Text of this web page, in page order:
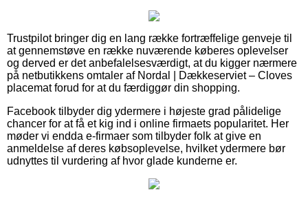
Trustpilot bringer dig en lang række fortræffelige genveje til
at gennemstøve en række nuværende køberes oplevelser
og derved er det anbefalelsesværdigt, at du kigger nærmere
på netbutikkens omtaler af Nordal | Dækkeserviet – Cloves
placemat forud for at du færdiggør din shopping.
Facebook tilbyder dig ydermere i højeste grad pålidelige
chancer for at få et kig ind i online firmaets popularitet. Her
møder vi endda e-firmaer som tilbyder folk at give en
anmeldelse af deres købsoplevelse, hvilket ydermere bør
udnyttes til vurdering af hvor glade kunderne er.